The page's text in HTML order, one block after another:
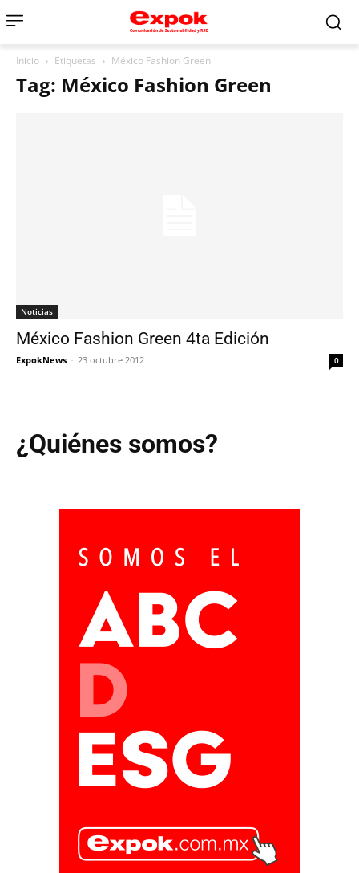
Inicio Etiquetas México Fashion Green
Tag: México Fashion Green
Noticias
México Fashion Green 4ta Edición
ExpokNews - 23 octubre 2012 0
¿Quiénes somos?